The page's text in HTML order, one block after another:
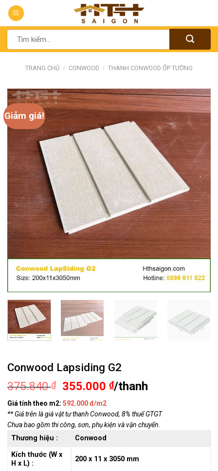
Chuyển
đến
nộiTìm
kiếm:
TRANG CHỦ / CONWOOD / THANH CONWOOD ỐP TƯỜNG
Giảm giá!
Conwood Lapsiding G2
375.840₫
Giá
gốc
là:
375.840 ₫.
355.000₫Giá
tại
là:
355.000 ₫.
/thanh
Giá tính theo m2: 592.000 đ/m2
** Giá trên là giá vật tư thanh Conwood, 8% thuế GTGT
Chưa bao gồm thi công, sơn, phụ kiện và vận chuyển.
Thương hiệu :
Conwood
Kích thước (W x
H x L) :
200 x 11 x 3050 mm